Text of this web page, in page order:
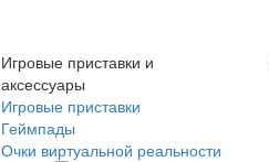
Игровые приставки и
аксессуары
Игровые приставки
Геймпады
Очки виртуальной реальности